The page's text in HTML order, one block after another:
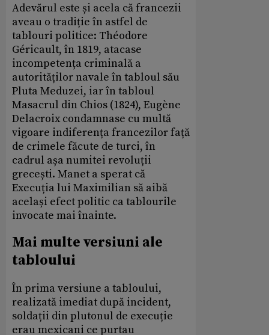
Adevărul este și acela că francezii
aveau o tradiție în astfel de
tablouri politice: Théodore
Géricault, în 1819, atacase
incompetența criminală a
autorităților navale în tabloul său
Pluta Meduzei, iar în tabloul
Masacrul din Chios (1824), Eugène
Delacroix condamnase cu multă
vigoare indiferența francezilor față
de crimele făcute de turci, în
cadrul așa numitei revoluții
grecești. Manet a sperat că
Execuția lui Maximilian să aibă
același efect politic ca tablourile
invocate mai înainte.
Mai multe versiuni ale
tabloului
În prima versiune a tabloului,
realizată imediat după incident,
soldații din plutonul de execuție
erau mexicani ce purtau